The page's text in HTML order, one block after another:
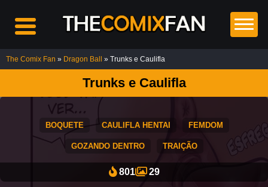
The Comix Fan » Dragon Ball » Trunks e Caulifla
Trunks e Caulifla
BOQUETE CAULIFLA HENTAI FEMDOM
GOZANDO DENTRO TRAIÇÃO
801 29